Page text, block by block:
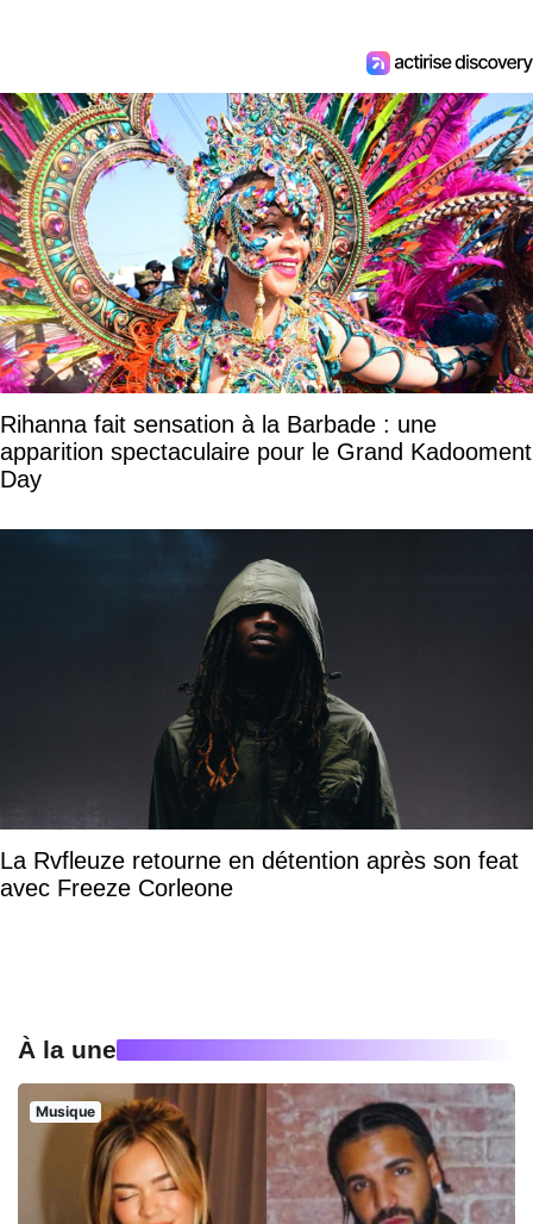
Rihanna fait sensation à la Barbade : une
apparition spectaculaire pour le Grand Kadooment
Day
La Rvfleuze retourne en détention après son feat
avec Freeze Corleone
À la une
Musique